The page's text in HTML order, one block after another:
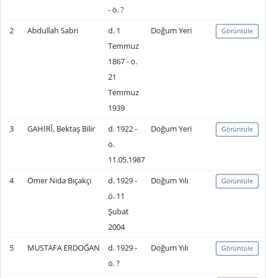
- ö. ?
2 Abdullah Sabri
d. 1
Temmuz
1867 - ö.
21
Temmuz
1939
Doğum Yeri Görüntüle
3 GAHİRÎ, Bektaş Bilir
d. 1922 -
ö.
11.05.1987
Doğum Yeri Görüntüle
4 Ömer Nida Bıçakçı
d. 1929 -
ö. 11
Şubat
2004
Doğum Yılı Görüntüle
5 MUSTAFA ERDOĞAN
d. 1929 -
ö. ?
Doğum Yılı Görüntüle